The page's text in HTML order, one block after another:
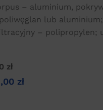
– aluminium,
lub aluminium;
– polipropylen;
zł
zł